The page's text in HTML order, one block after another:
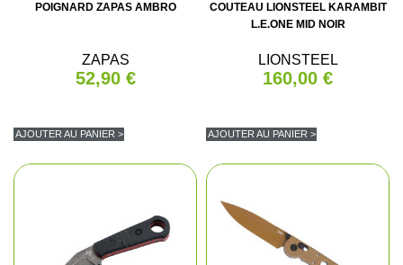
POIGNARD ZAPAS AMBRO
ZAPAS
52,90 €
AJOUTER AU PANIER >
COUTEAU LIONSTEEL KARAMBIT
L.E.ONE MID NOIR
LIONSTEEL
160,00 €
AJOUTER AU PANIER >